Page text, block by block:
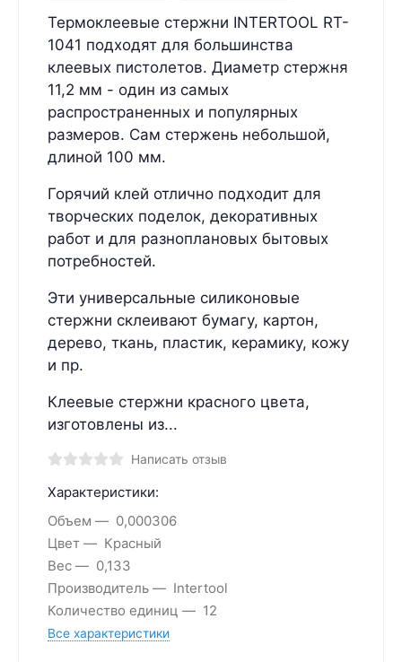
Термоклеевые стержни INTERTOOL RT-
1041 подходят для большинства
клеевых пистолетов. Диаметр стержня
11,2 мм - один из самых
распространенных и популярных
размеров. Сам стержень небольшой,
длиной 100 мм.
Горячий клей отлично подходит для
творческих поделок, декоративных
работ и для разноплановых бытовых
потребностей.
Эти универсальные силиконовые
стержни склеивают бумагу, картон,
дерево, ткань, пластик, керамику, кожу
и пр.
Клеевые стержни красного цвета,
изготовлены из...
Написать отзыв
Характеристики:
Объем
0,000306
Цвет
Красный
Вес
0,133
Производитель
Intertool
Количество единиц
12
Все характеристики